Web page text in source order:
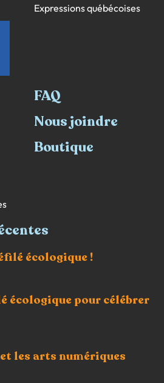
Expressions québécoises
FAQ
Nous joindre
Boutique
écologique !
écologique pour célébrer
les arts numériques